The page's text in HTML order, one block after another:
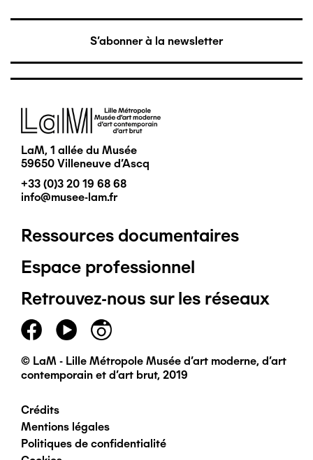
S'abonner à la newsletter
Image
LaM, 1 allée du Musée
59650 Villeneuve d'Ascq
+33 (0)3 20 19 68 68
info@musee-lam.fr
Pied
de
page
principal
Ressources documentaires
Espace professionnel
Retrouvez-nous sur les réseaux
© LaM - Lille Métropole Musée d'art moderne, d'art
contemporain et d'art brut, 2019
Pied
Crédits
Mentions légales
Politiques de confidentialité